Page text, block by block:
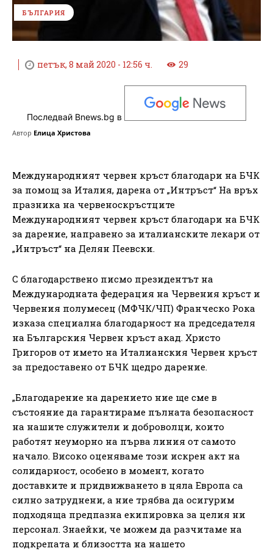
БЪЛГАРИЯ
петък, 8 май 2020 - 12:56 ч. 29
Последвай Bnews.bg в
Автор Елица Христова
Международният червен кръст благодари на БЧК
за помощ за Италия, дарена от „Интръст“ На връх
празника на червеноскръстците
Международният червен кръст благодари на БЧК
за дарение, направено за италианските лекари от
„Интръст“ на Делян Пеевски.
С благодарствено писмо президентът на
Международната федерация на Червения кръст и
Червения полумесец (МФЧК/ЧП) Франческо Рока
изказа специална благодарност на председателя
на Българския Червен кръст акад. Христо
Григоров от името на Италианския Червен кръст
за предоставено от БЧК щедро дарение.
„Благодарение на дарението ние ще сме в
състояние да гарантираме пълната безопасност
на нашите служители и доброволци, които
работят неуморно на първа линия от самото
начало. Високо оценяваме този искрен акт на
солидарност, особено в момент, когато
доставките и придвижването в цяла Европа са
силно затруднени, а ние трябва да осигурим
подходяща предпазна екипировка за целия ни
персонал. Знаейки, че можем да разчитаме на
подкрепата и близостта на нашето